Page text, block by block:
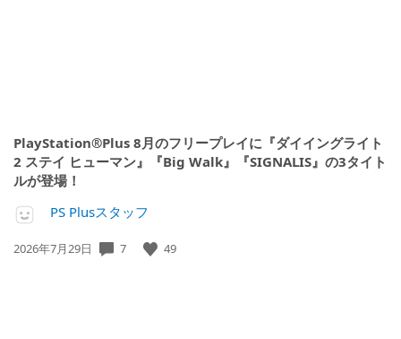
PlayStation®Plus 8月のフリープレイに『ダイイングライト
2 ステイ ヒューマン』『Big Walk』『SIGNALIS』の3タイト
ルが登場！
PS Plusスタッフ
公
2026年7月29日 7 49